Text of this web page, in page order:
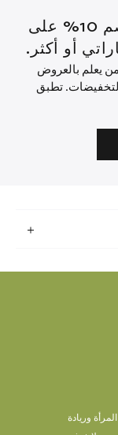
لفترة محدودة: احصل على خصم 10% على
يعلم بالعروض
تطبق
وريادة